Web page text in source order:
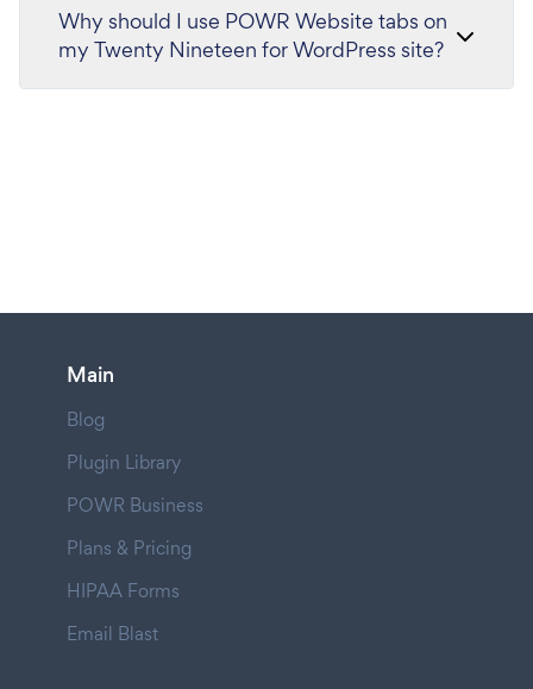
Why should I use POWR Website tabs on
my Twenty Nineteen for WordPress site?
Main
Blog
Plugin Library
POWR Business
Plans & Pricing
HIPAA Forms
Email Blast